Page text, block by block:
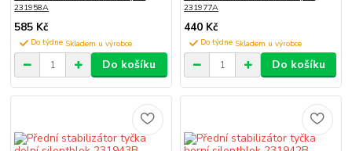
231958A
585 Kč
Do týdne
Do košíku
231977A
440 Kč
Do týdne
Do košíku